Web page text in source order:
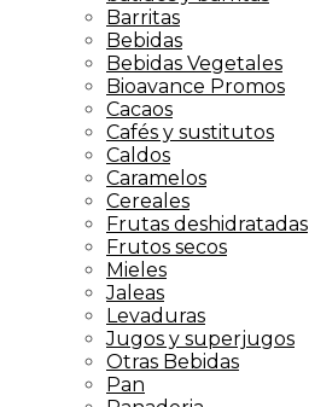
Barritas
Bebidas
Bebidas Vegetales
Bioavance Promos
Cacaos
Cafés y sustitutos
Caldos
Caramelos
Cereales
Frutas deshidratadas
Frutos secos
Mieles
Jaleas
Levaduras
Jugos y superjugos
Otras Bebidas
Pan